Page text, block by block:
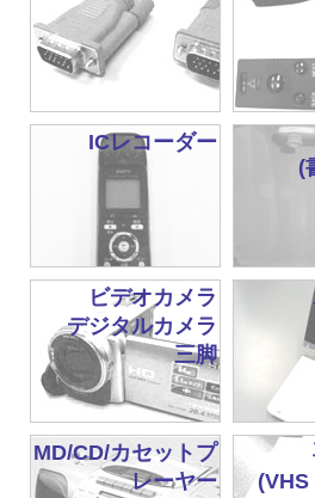
ICレコーダー
(
ビデオカメラ
デジタルカメラ
三脚
MD/CD/カセットプ
レーヤー